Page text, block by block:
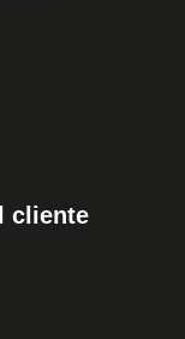
cliente